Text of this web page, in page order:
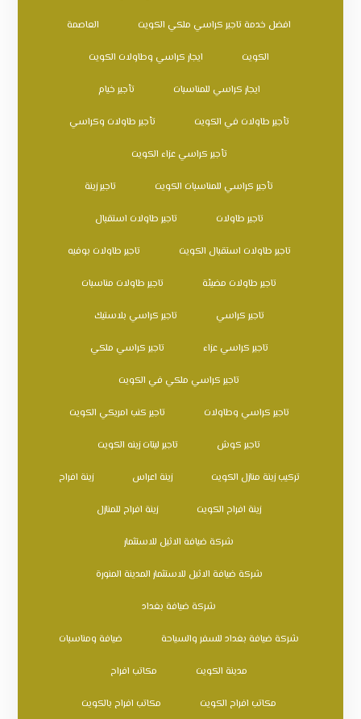
افضل خدمة تاجير كراسي ملكي الكويت العاصمة
الكويت ايجار كراسي وطاولات الكويت
ايجار كراسي للمناسبات تأجير خيام
تأجير طاولات في الكويت تأجير طاولات وكراسي
تأجير كراسي عزاء الكويت
تأجير كراسي للمناسبات الكويت تاجير زينة
تاجير طاولات تاجير طاولات استقبال
تاجير طاولات استقبال الكويت تاجير طاولات بوفيه
تاجير طاولات مضيئة تاجير طاولات مناسبات
تاجير كراسي تاجير كراسي بلاستيك
تاجير كراسي عزاء تاجير كراسي ملكي
تاجير كراسي ملكي في الكويت
تاجير كراسي وطاولات تاجير كنب امريكي الكويت
تاجير كوش تاجير ليتات زينه الكويت
تركيب زينة منازل الكويت زينة اعراس زينة افراح
زينة افراح الكويت زينة افراح للمنازل
شركة ضيافة الاثيل للاستثمار
شركة ضيافة الاثيل للاستثمار المدينة المنورة
شركة ضيافة بغداد
شركة ضيافة بغداد للسفر والسياحة ضيافة ومناسبات
مدينة الكويت مكاتب افراح
مكاتب افراح الكويت مكاتب افراح بالكويت